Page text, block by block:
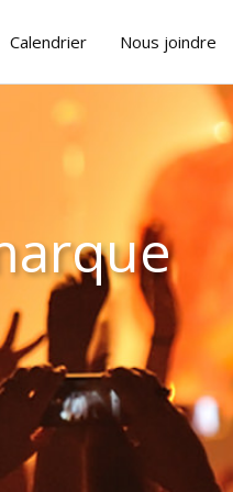
Calendrier Nous joindre